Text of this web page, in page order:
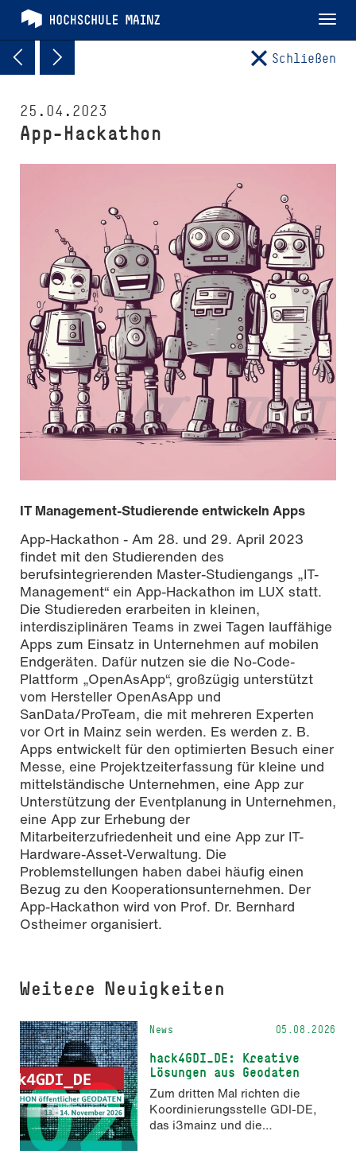
Schließen
25.04.2023
App-Hackathon
IT Management-Studierende entwickeln Apps
App-Hackathon - Am 28. und 29. April 2023
findet mit den Studierenden des
berufsintegrierenden Master-Studiengangs „IT-
Management“ ein App-Hackathon im LUX statt.
Die Studiereden erarbeiten in kleinen,
interdisziplinären Teams in zwei Tagen lauffähige
Apps zum Einsatz in Unternehmen auf mobilen
Endgeräten. Dafür nutzen sie die No-Code-
Plattform „OpenAsApp“, großzügig unterstützt
vom Hersteller OpenAsApp und
SanData/ProTeam, die mit mehreren Experten
vor Ort in Mainz sein werden. Es werden z. B.
Apps entwickelt für den optimierten Besuch einer
Messe, eine Projektzeiterfassung für kleine und
mittelständische Unternehmen, eine App zur
Unterstützung der Eventplanung in Unternehmen,
eine App zur Erhebung der
Mitarbeiterzufriedenheit und eine App zur IT-
Hardware-Asset-Verwaltung. Die
Problemstellungen haben dabei häufig einen
Bezug zu den Kooperationsunternehmen. Der
App-Hackathon wird von Prof. Dr. Bernhard
Ostheimer organisiert.
Weitere Neuigkeiten
News 05.08.2026
hack4GDI_DE: Kreative
Lösungen aus Geodaten
Zum dritten Mal richten die
Koordinierungsstelle GDI-DE,
das i3mainz und die